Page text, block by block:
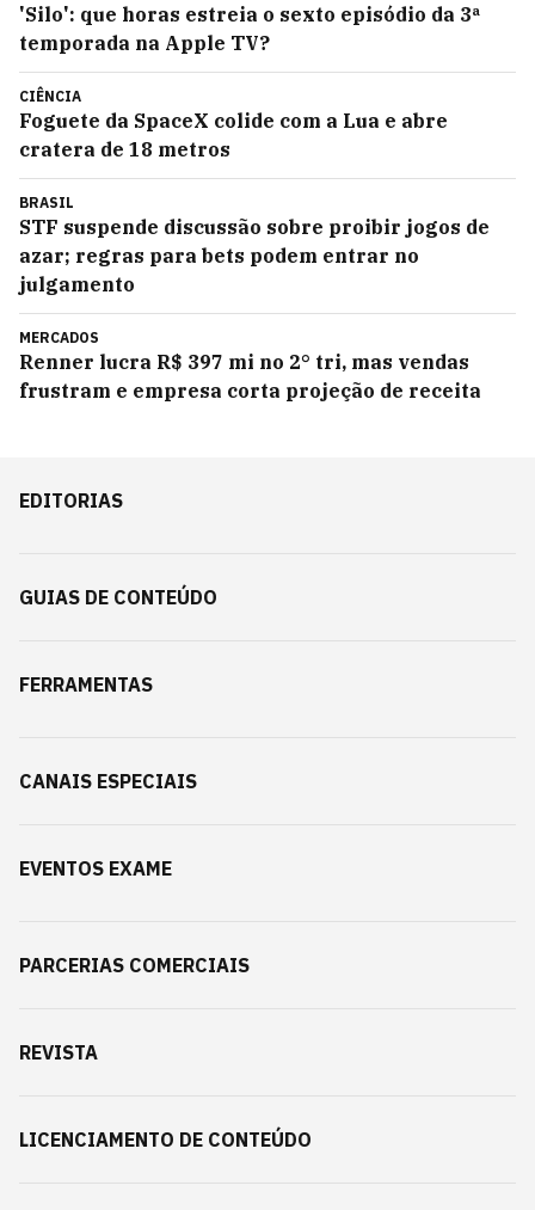
'Silo': que horas estreia o sexto episódio da 3ª
temporada na Apple TV?
CIÊNCIA
Foguete da SpaceX colide com a Lua e abre
cratera de 18 metros
BRASIL
STF suspende discussão sobre proibir jogos de
azar; regras para bets podem entrar no
julgamento
MERCADOS
Renner lucra R$ 397 mi no 2° tri, mas vendas
frustram e empresa corta projeção de receita
EDITORIAS
GUIAS DE CONTEÚDO
FERRAMENTAS
CANAIS ESPECIAIS
EVENTOS EXAME
PARCERIAS COMERCIAIS
REVISTA
LICENCIAMENTO DE CONTEÚDO